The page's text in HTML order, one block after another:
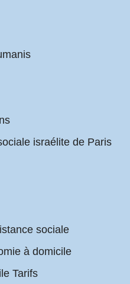
israélite de Paris
sociale
à domicile
Tarifs